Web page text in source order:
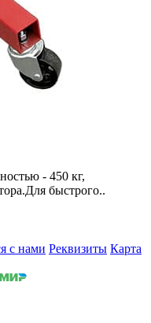
- 450 кг,
быстрого..
с нами Реквизиты Карта